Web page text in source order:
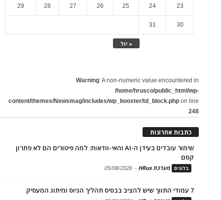
« יול
23
24
25
26
27
28
29
30
31
Warning: A non-numeric value encountered in
/home/hrusco/public_html/wp-
content/themes/Newsmag/includes/wp_booster/td_block.php on line
248
כתבות אחרונות
שימור עובדים בעידן ה-AI והאי-וודאות: למה פיטורים הם לא פתרון
קסם
בלוגים מערכת HRus -
05/08/2026
7 עמודי התווך שיש להציב בבסיס תהליך הגיוס ומיתוג המעסיק